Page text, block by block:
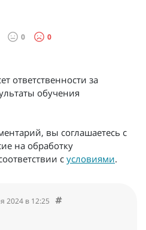
0 0
ответственности за
обучения
вы соглашаетесь с
на обработку
с условиями.
2024 в 12:25